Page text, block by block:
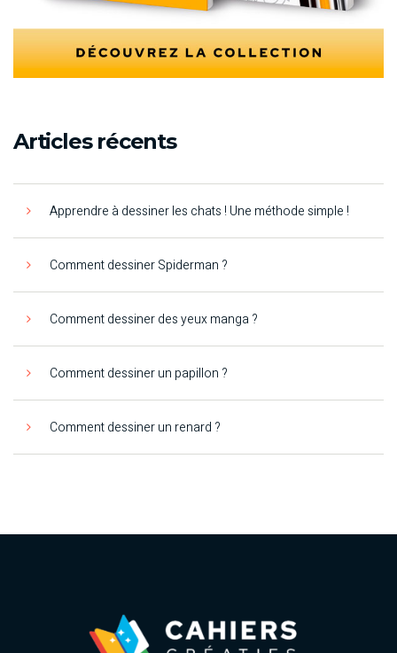
Articles récents
Apprendre à dessiner les chats ! Une méthode simple !
Comment dessiner Spiderman ?
Comment dessiner des yeux manga ?
Comment dessiner un papillon ?
Comment dessiner un renard ?